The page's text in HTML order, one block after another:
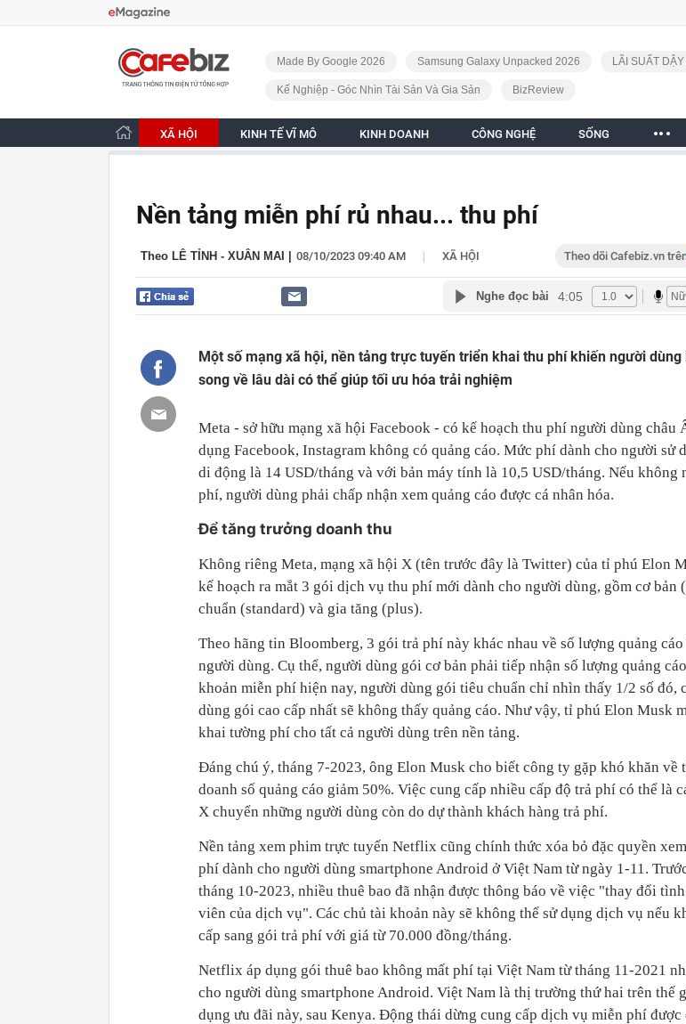
CafeBiz - Trang chủ
Made By Google 2026 Samsung Galaxy Unpacked 2026 LÃI SUẤT
Kế Nghiệp - Góc Nhìn Tài Sản Và Gia Sản BizReview
XÃ HỘI KINH TẾ VĨ MÔ KINH DOANH CÔNG NGHỆ SỐNG
Nền tảng miễn phí rủ nhau... thu phí
Theo LÊ TỈNH - XUÂN MAI 08/10/2023 09:40 AM | XÃ HỘI Theo dõi Cafebiz.vn
Nghe đọc bài 4:05
Một số mạng xã hội, nền tảng trực tuyến triển khai thu phí khiến người dùng
song về lâu dài có thể giúp tối ưu hóa trải nghiệm
Meta - sở hữu mạng xã hội Facebook - có kế hoạch thu phí người dùng châu
dụng Facebook, Instagram không có quảng cáo. Mức phí dành cho người sử
di động là 14 USD/tháng và với bản máy tính là 10,5 USD/tháng. Nếu không
phí, người dùng phải chấp nhận xem quảng cáo được cá nhân hóa.
Để tăng trưởng doanh thu
Không riêng Meta, mạng xã hội X (tên trước đây là Twitter) của tỉ phú Elon
kế hoạch ra mắt 3 gói dịch vụ thu phí mới dành cho người dùng, gồm cơ bản
chuẩn (standard) và gia tăng (plus).
Theo hãng tin Bloomberg, 3 gói trả phí này khác nhau về số lượng quảng
người dùng. Cụ thể, người dùng gói cơ bản phải tiếp nhận số lượng quảng
khoản miễn phí hiện nay, người dùng gói tiêu chuẩn chỉ nhìn thấy 1/2 số đó,
dùng gói cao cấp nhất sẽ không thấy quảng cáo. Như vậy, tỉ phú Elon Musk
khai tường phí cho tất cả người dùng trên nền tảng.
Đáng chú ý, tháng 7-2023, ông Elon Musk cho biết công ty gặp khó khăn về
doanh số quảng cáo giảm 50%. Việc cung cấp nhiều cấp độ trả phí có thể là
X chuyển những người dùng còn do dự thành khách hàng trả phí.
Nền tảng xem phim trực tuyến Netflix cũng chính thức xóa bỏ đặc quyền
phí dành cho người dùng smartphone Android ở Việt Nam từ ngày 1-11.
tháng 10-2023, nhiều thuê bao đã nhận được thông báo về việc "thay đổi
viên của dịch vụ". Các chủ tài khoản này sẽ không thể sử dụng dịch vụ nếu
cấp sang gói trả phí với giá từ 70.000 đồng/tháng.
Netflix áp dụng gói thuê bao không mất phí tại Việt Nam từ tháng 11-2021
cho người dùng smartphone Android. Việt Nam là thị trường thứ hai trên thế
dụng ưu đãi này, sau Kenya. Động thái dừng cung cấp dịch vụ miễn phí được